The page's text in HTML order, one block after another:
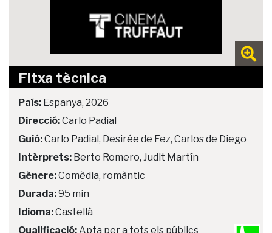
Fitxa tècnica
País: Espanya, 2026
Direcció:Carlo Padial
Guió:Carlo Padial, Desirée de Fez, Carlos de Diego
Intèrprets: Berto Romero, Judit Martín
Gènere:Comèdia, romàntic
Durada:95 min
Idioma:Castellà
Qualificació: Apta per a tots els públics